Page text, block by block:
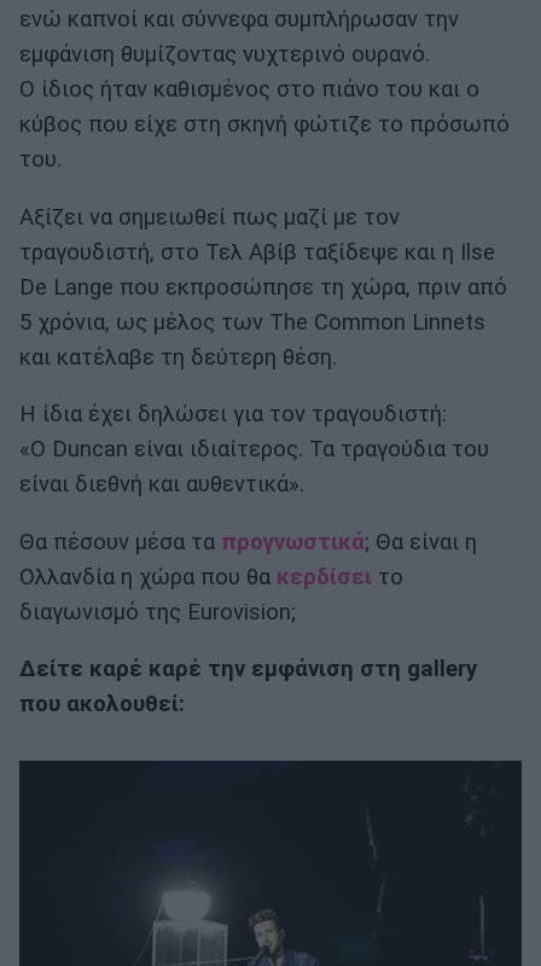
ενώ καπνοί και σύννεφα συμπλήρωσαν την
εμφάνιση θυμίζοντας νυχτερινό ουρανό.
Ο ίδιος ήταν καθισμένος στο πιάνο του και ο
κύβος που είχε στη σκηνή φώτιζε το πρόσωπό
του.
Αξίζει να σημειωθεί πως μαζί με τον
τραγουδιστή, στο Τελ Αβίβ ταξίδεψε και η Ilse
De Lange που εκπροσώπησε τη χώρα, πριν από
5 χρόνια, ως μέλος των The Common Linnets
και κατέλαβε τη δεύτερη θέση.
Η ίδια έχει δηλώσει για τον τραγουδιστή:
«Ο Duncan είναι ιδιαίτερος. Τα τραγούδια του
είναι διεθνή και αυθεντικά».
Θα πέσουν μέσα τα προγνωστικά; Θα είναι η
Ολλανδία η χώρα που θα κερδίσει το
διαγωνισμό της Eurovision;
Δείτε καρέ καρέ την εμφάνιση στη gallery
που ακολουθεί: